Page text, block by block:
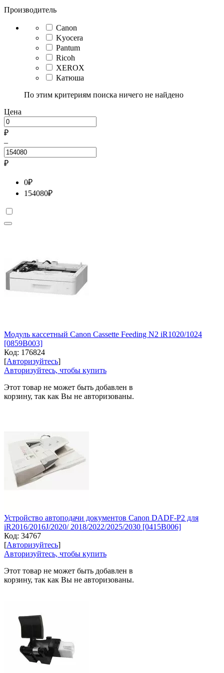
Производитель
Canon
Kyocera
Pantum
Ricoh
XEROX
Катюша
По этим критериям поиска ничего не найдено
Цена
₽
–
₽
0₽
154080₽
Модуль кассетный Canon Cassette Feeding N2 iR1020/1024
[0859B003]
Код: 176824
[Авторизуйтесь]
Авторизуйтесь, чтобы купить
Этот товар не может быть добавлен в
корзину, так как Вы не авторизованы.
Устройство автоподачи документов Canon DADF-P2 для
iR2016/2016J/2020/ 2018/2022/2025/2030 [0415B006]
Код: 34767
[Авторизуйтесь]
Авторизуйтесь, чтобы купить
Этот товар не может быть добавлен в
корзину, так как Вы не авторизованы.